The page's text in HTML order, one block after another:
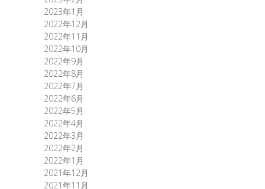
2023年1月
2022年12月
2022年11月
2022年10月
2022年9月
2022年8月
2022年7月
2022年6月
2022年5月
2022年4月
2022年3月
2022年2月
2022年1月
2021年12月
2021年11月